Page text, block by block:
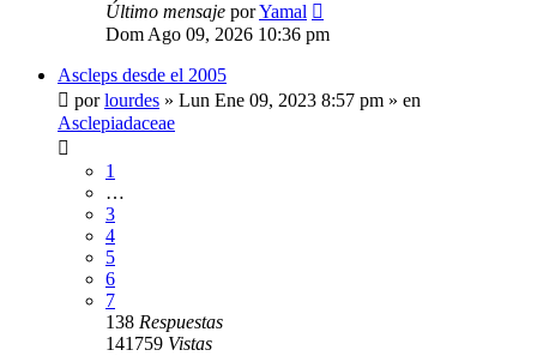
Último mensaje porYamal
Dom Ago 09, 2026 10:36 pm
Ascleps desde el 2005
porlourdes » Lun Ene 09, 2023 8:57 pm » en
Asclepiadaceae
1
…
3
4
5
6
7
138 Respuestas
141759 Vistas